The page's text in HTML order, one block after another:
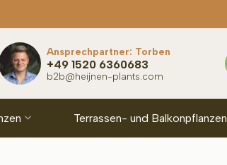
Ansprechpartner: Torben
+49 1520 6360683
b2b@heijnen-plants.com
Terrassen- und Balkonpflanzen